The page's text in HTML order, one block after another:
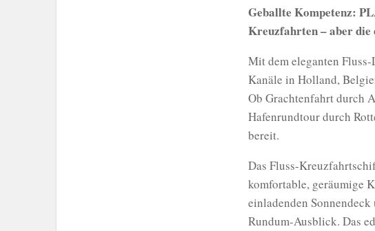
Geballte Kompetenz:
Kreuzfahrten – aber
Mit dem eleganten
Kanäle in Holland,
Ob Grachtenfahrt durch
Hafenrundtour durch
bereit.
Das Fluss-
komfortable, geräumige
einladenden
Rundum-Ausblick. Das